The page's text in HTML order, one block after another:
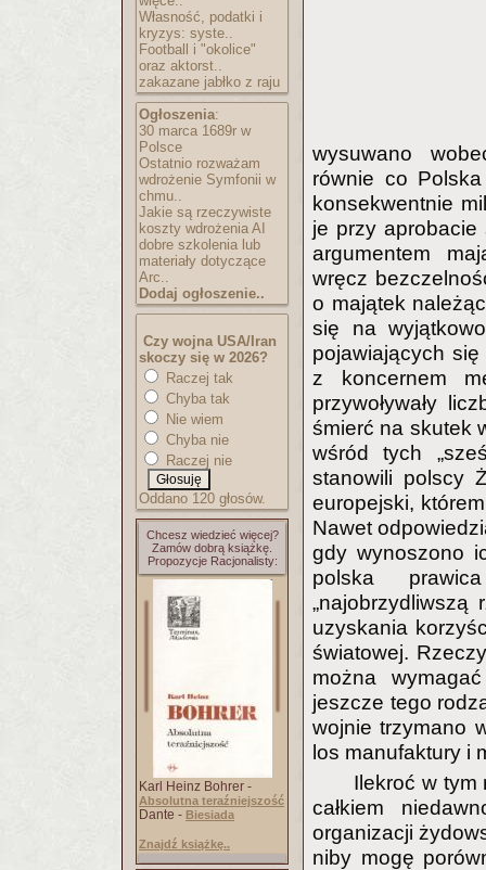
Własność, podatki i
kryzys: syste..
Football i "okolice"
oraz aktorst..
zakazane jabłko z raju
Ogłoszenia:
30 marca 1689r w
Polsce
Ostatnio rozważam
wdrożenie Symfonii w
chmu..
Jakie są rzeczywiste
koszty wdrożenia AI
dobre szkolenia lub
materiały dotyczące
Arc..
Dodaj ogłoszenie..
Czy wojna USA/Iran
skoczy się w 2026?
Raczej tak
Chyba tak
Nie wiem
Chyba nie
Raczej nie
Oddano 120 głosów.
Chcesz wiedzieć więcej?
Zamów dobrą książkę.
Propozycje Racjonalisty:
Karl Heinz Bohrer -
Absolutna teraźniejszość
Dante - Biesiada
Znajdź książkę..
wysuwano
równie co
konsekwentnie
je przy aprobacie
argumentem
wręcz
o majątek
się na
pojawiających
z koncernem
przywoływały
śmierć na skutek
wśród tych
stanowili polscy
europejski,
Nawet
gdy wynoszono
polska
uzyskania
światowej.
można
jeszcze tego
wojnie trzymano
los manufaktury i
Ilekroć w tym
całkiem
organizacji
niby mogę